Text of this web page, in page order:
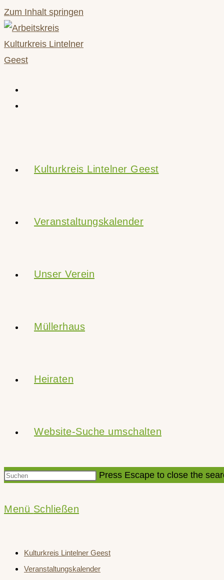
Zum Inhalt springen
Kulturkreis Lintelner Geest
Veranstaltungskalender
Unser Verein
Müllerhaus
Heiraten
Website-Suche umschalten
Press Escape to close the
Menü Schließen
Kulturkreis Lintelner Geest
Veranstaltungskalender